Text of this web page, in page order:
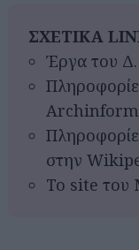
ΣΧΕΤΙΚΑ
Έργα του
Archinform
στην
To site του